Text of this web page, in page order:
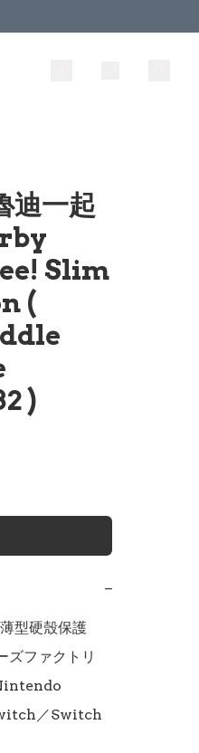
迪一起
Slim
(
)
−
型硬殼保護
ファクトリ
／Switch